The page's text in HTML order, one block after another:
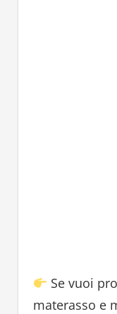
Se vuoi
materasso e